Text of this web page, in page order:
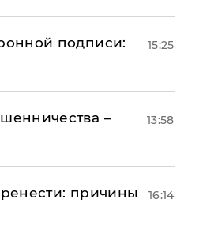
подписи:
15:25
–
13:58
причины
16:14